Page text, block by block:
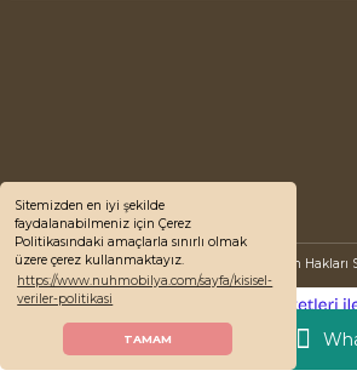
Sitemizden en iyi şekilde
faydalanabilmeniz için Çerez
Politikasındaki amaçlarla sınırlı olmak
üzere çerez kullanmaktayız.
https://www.nuhmobilya.com/sayfa/kisisel-
veriler-politikasi
TAMAM
© 2022 Nuh Mobilya, Tüm Hakları
e-